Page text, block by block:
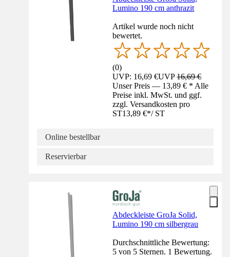
Lumino 190 cm anthrazit
Artikel wurde noch nicht
bewertet.
(0)
UVP: 16,69 €UVP16,69 €
Unser Preis — 13,89 € * Alle
Preise inkl. MwSt. und ggf.
zzgl. Versandkosten pro
ST13,89 €*/ ST
Online bestellbar
Reservierbar
Abdeckleiste GroJa Solid,
Lumino 190 cm silbergrau
Durchschnittliche Bewertung:
5 von 5 Sternen. 1 Bewertung.